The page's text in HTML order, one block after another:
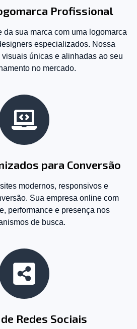
Profissional
da sua marca com uma logomarca
especializados. Nossa
únicas e alinhadas ao seu
no mercado.
para Conversão
modernos, responsivos e
Sua empresa online com
performance e presença nos
de busca.
Redes Sociais